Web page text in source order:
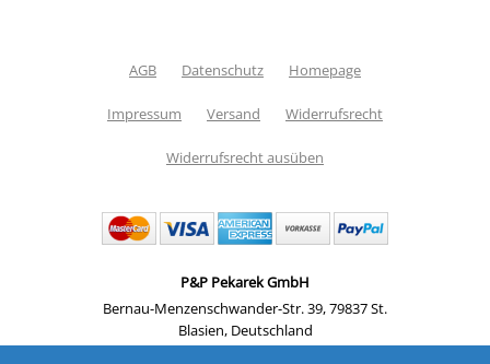
AGB Datenschutz Homepage
Impressum Versand Widerrufsrecht
Widerrufsrecht ausüben
P&P Pekarek GmbH
Bernau-Menzenschwander-Str. 39,79837 St.
Blasien, Deutschland
Telefon: +49 07133 183 7000,Email:info@pp-